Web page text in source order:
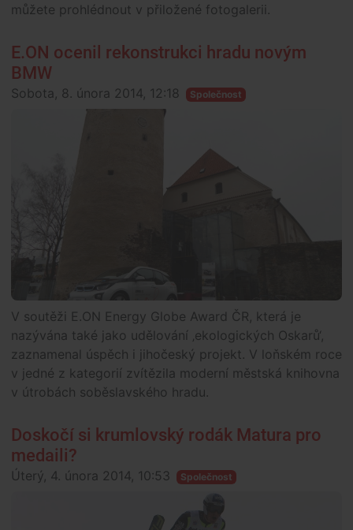
můžete prohlédnout v přiložené fotogalerii.
E.ON ocenil rekonstrukci hradu novým
BMW
Sobota, 8. února 2014, 12:18 Společnost
V soutěži E.ON Energy Globe Award ČR, která je
nazývána také jako udělování ‚ekologických Oskarů‘,
zaznamenal úspěch i jihočeský projekt. V loňském roce
v jedné z kategorií zvítězila moderní městská knihovna
v útrobách soběslavského hradu.
Doskočí si krumlovský rodák Matura pro
medaili?
Úterý, 4. února 2014, 10:53 Společnost